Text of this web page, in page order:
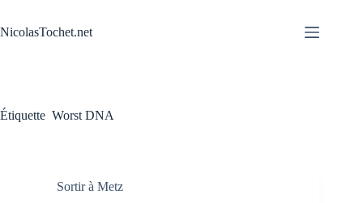
contenu
NicolasTochet.net
Étiquette Worst DNA
Sortir à Metz